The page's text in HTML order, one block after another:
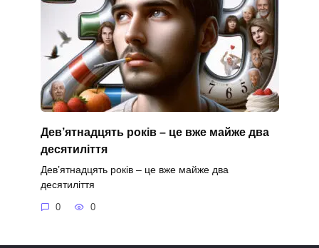
Дев’ятнадцять років – це вже майже два
десятиліття
Дев’ятнадцять років – це вже майже два
десятиліття
0 0